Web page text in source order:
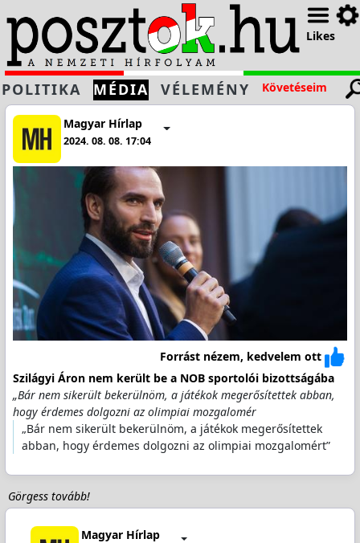
Likes
POLITIKA MÉDIA VÉLEMÉNY Követéseim
Magyar Hírlap
2024. 08. 08. 17:04
Forrást nézem, kedvelem ott
Szilágyi Áron nem került be a NOB sportolói bizottságába
„Bár nem sikerült bekerülnöm, a játékok megerősítettek abban,
hogy érdemes dolgozni az olimpiai mozgalomér
„Bár nem sikerült bekerülnöm, a játékok megerősítettek
abban, hogy érdemes dolgozni az olimpiai mozgalomért”
Görgess tovább!
Magyar Hírlap